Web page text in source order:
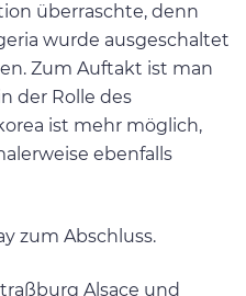
überraschte, denn
wurde ausgeschaltet
Zum Auftakt ist man
der Rolle des
ist mehr möglich,
ebenfalls
zum Abschluss.
Alsace und